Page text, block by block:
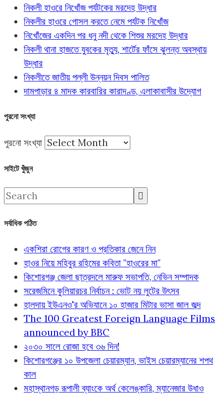
নিকলী হাওরে নিখোঁজ পর্যটকের মরদেহ উদ্ধার
নিকলীর হাওরে গোসল করতে নেমে পর্যটক নিখোঁজ
নিখোঁজের একদিন পর ধনু নদী থেকে শিশুর মরদেহ উদ্ধার
নিকলী থানা হাজতে যুবকের মৃত্যু, শার্টের ফাঁসে ঝুলন্ত অবস্থায়
উদ্ধার
নিকলীতে জাতীয় পল্লী উন্নয়ন দিবস পালিত
দামপাড়ার ৪ মাদক কারবারির কারাদণ্ড, এলাকাবাসীর উদ্যোগ
পুরনো সংখ্যা
পুরনো সংখ্যা
সাইটে খুঁজুন
সর্বাধিক পঠিত
একশিরা রোগের কারণ ও প্রতিকার জেনে নিন
হাওর নিয়ে মহিবুর রহিমের কবিতা "হাওরের মা"
কিশোরগঞ্জ জেলা ছাত্রদলে মারুফ সভাপতি, নেভিন সম্পাদক
সরেজমিনে কুলিয়ারচর নির্বাচন : ভোট নয় লুটের উৎসব
হালদায় ইউএনও'র অভিযানে ১০ হাজার মিটার ভাসা জাল জব্দ
The 100 Greatest Foreign Language Films
announced by BBC
২০৩০ সালে রোজা হবে ৩৬ দিন!
কিশোরগঞ্জের ১০ উপজেলা চেয়ারম্যান, ভাইস চেয়ারম্যানের শপথ
কাল
মহাস্থানগড় রূপালী ব্যাংকে অর্থ কেলেঙ্কারি, ম্যানেজার উধাও